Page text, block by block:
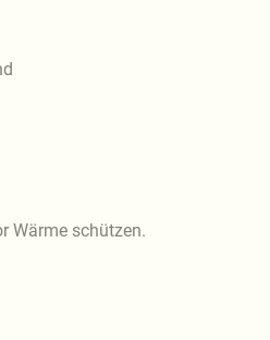
Wärme schützen.